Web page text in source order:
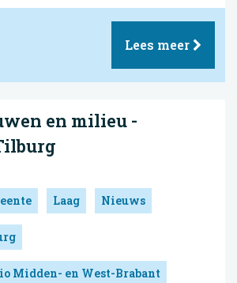
Lees meer
en milieu -
Laag Nieuws
Midden- en West-Brabant